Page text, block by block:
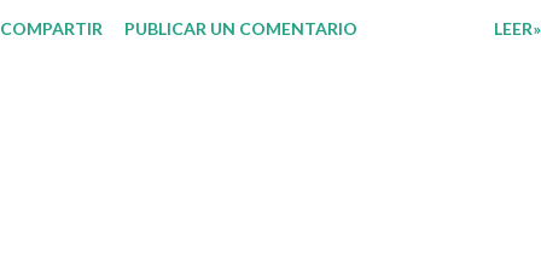
su interés con el material que les compartimos para que así, mediante
COMPARTIR PUBLICAR UN COMENTARIO LEER»